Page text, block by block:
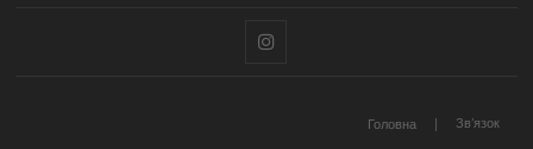
Instagram
Головна Зв’язок